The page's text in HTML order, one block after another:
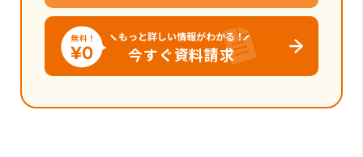
もっと詳しい情報がわかる！
今すぐ資料請求